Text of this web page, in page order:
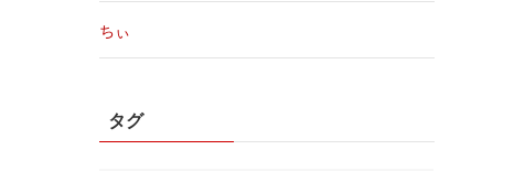
ちぃ
タグ